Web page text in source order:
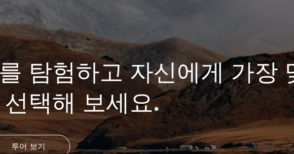
투어 보기
탐험하고 자신에게 가장
택해 보세요.